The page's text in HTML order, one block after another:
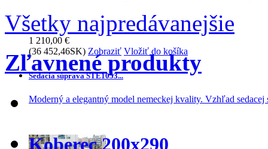
1 210,00 €
(36 452,46SK) Zobraziť Vložiť do košíka
Sedacia súprava STE1053...
Moderný a elegantný model nemeckej kvality. Vzhľad
Všetky najpredávanejšie
Zľavnené produkty
Koberec 200x290